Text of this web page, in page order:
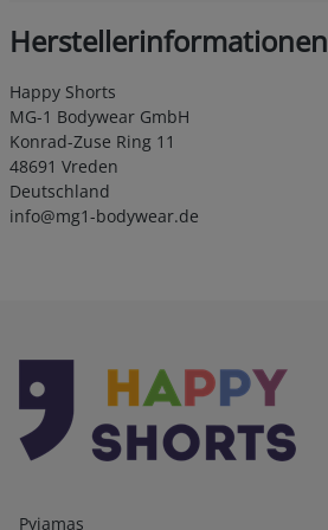
Herstellerinformationen
Happy Shorts
MG-1 Bodywear GmbH
Konrad-Zuse Ring 11
48691 Vreden
Deutschland
info@mg1-bodywear.de
Kategorien
Pyjamas